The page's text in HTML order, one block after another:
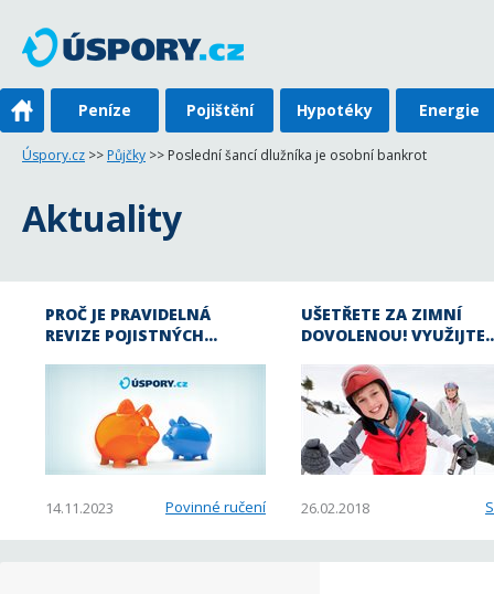
Peníze Pojištění Hypotéky Energie
Úspory.cz >> Půjčky >> Poslední šancí dlužníka je osobní bankrot
Aktuality
PROČ JE PRAVIDELNÁ
REVIZE POJISTNÝCH…
14.11.2023 Povinné ručení
UŠETŘETE ZA ZIMNÍ
DOVOLENOU!
26.02.2018